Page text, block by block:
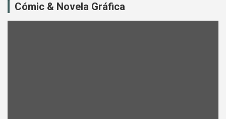
Cómic & Novela Gráfica